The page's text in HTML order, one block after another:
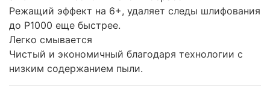
Режащий эффект на 6+, удаляет следы шлифования
до P1000 еще быстрее.
Легко смывается
Чистый и экономичный благодаря технологии с
низким содержанием пыли.